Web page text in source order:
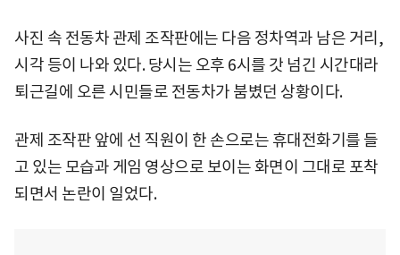
사진 속 전동차 관제 조작판에는 다음 정차역과 남은 거리,
시각 등이 나와 있다. 당시는 오후 6시를 갓 넘긴 시간대라
퇴근길에 오른 시민들로 전동차가 붐볐던 상황이다.
관제 조작판 앞에 선 직원이 한 손으로는 휴대전화기를 들
고 있는 모습과 게임 영상으로 보이는 화면이 그대로 포착
되면서 논란이 일었다.